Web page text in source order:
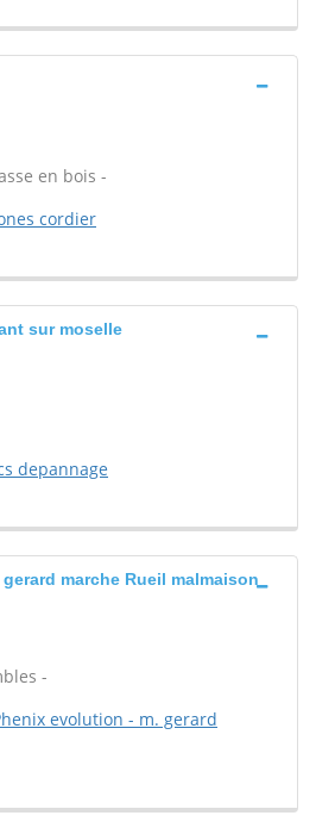
en bois -
cordier
sur moselle
depannage
marche Rueil malmaison
-
evolution - m. gerard